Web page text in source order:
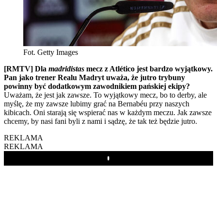
Fot. Getty Images
[RMTV] Dla madridistas mecz z Atlético jest bardzo wyjątkowy.
Pan jako trener Realu Madryt uważa, że jutro trybuny
powinny być dodatkowym zawodnikiem pańskiej ekipy?
Uważam, że jest jak zawsze. To wyjątkowy mecz, bo to derby, ale
myślę, że my zawsze lubimy grać na Bernabéu przy naszych
kibicach. Oni starają się wspierać nas w każdym meczu. Jak zawsze
chcemy, by nasi fani byli z nami i sądzę, że tak też będzie jutro.
REKLAMA
REKLAMA
Play